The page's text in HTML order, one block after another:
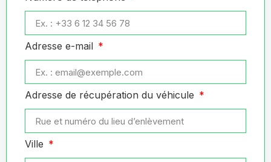
Adresse e-mail
Adresse de récupération du véhicule
Ville